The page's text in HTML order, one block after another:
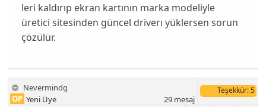
leri kaldırıp ekran kartının marka modeliyle
üretici sitesinden güncel driverı yüklersen sorun
çözülür.
Nevermindg
OP Yeni Üye
Teşekkür: 5
29mesaj